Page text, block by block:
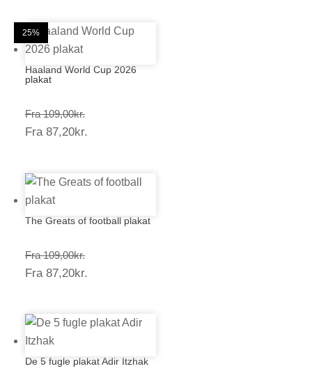
20%
Haaland World Cup 2026
plakat
Fra 109,00kr.Prisinterval:
109,00kr.
Fra 87,20kr.
20%
The Greats of football plakat
Fra 109,00kr.Prisinterval:
109,00kr.
Fra 87,20kr.
25%
De 5 fugle plakat Adir Itzhak
25%
25%
25%
25%
25%
20%
25%
25%
25%